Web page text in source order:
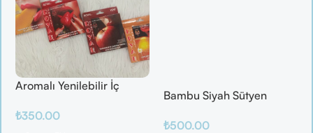
Aromalı Yenilebilir İç
/ Elma / Portakal
₺350.00
Bambu Siyah Sütyen
₺500.00